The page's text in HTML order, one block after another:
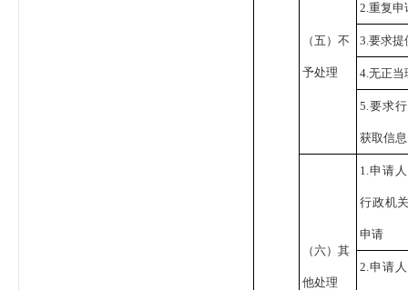
（五）不
予处理
2.重复申
3.要求
4.无正
5.要求
获取信息
（六）其
他处理
1.申请
行政机
申请
2.申请